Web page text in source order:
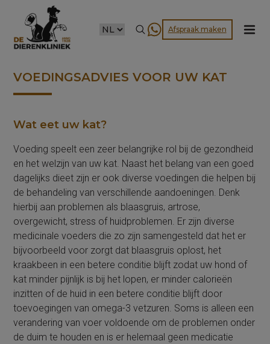
CHOOSE
Afspraak maken
VOEDINGSADVIES VOOR UW KAT
Wat eet uw kat?
Voeding speelt een zeer belangrijke rol bij de gezondheid
en het welzijn van uw kat. Naast het belang van een goed
dagelijks dieet zijn er ook diverse voedingen die helpen bij
de behandeling van verschillende aandoeningen. Denk
hierbij aan problemen als blaasgruis, artrose,
overgewicht, stress of huidproblemen. Er zijn diverse
medicinale voeders die zo zijn samengesteld dat het er
bijvoorbeeld voor zorgt dat blaasgruis oplost, het
kraakbeen in een betere conditie blijft zodat uw hond of
kat minder pijnlijk is bij het lopen, er minder calorieën
inzitten of de huid in een betere conditie blijft door
toevoegingen van omega-3 vetzuren. Soms is alleen een
verandering van voer voldoende om de problemen onder
de duim te houden en is er helemaal geen medicatie